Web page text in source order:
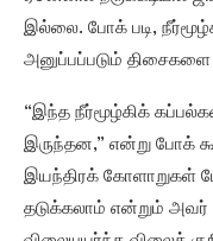
இல்லை. போக் படி,
அனுப்பப்படும் திசைகளை
“இந்த நீர்மூழ்கிக்
இருந்தன,” என்று போக்
இயந்திரக்
தடுக்கலாம் என்றும் அவர்